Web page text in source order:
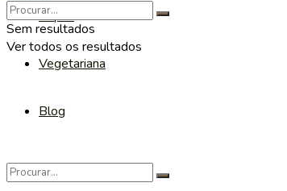
Sopas
Vegetariana
Blog
Sem resultados
Ver todos os resultados